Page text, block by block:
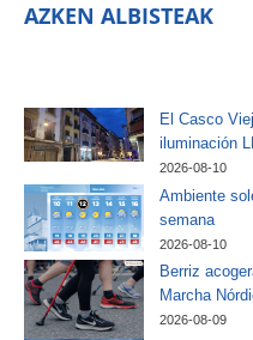
AZKEN ALBISTEAK
El Casco
iluminación
2026-08-10
Ambiente
semana
2026-08-10
Berriz
Marcha
2026-08-09